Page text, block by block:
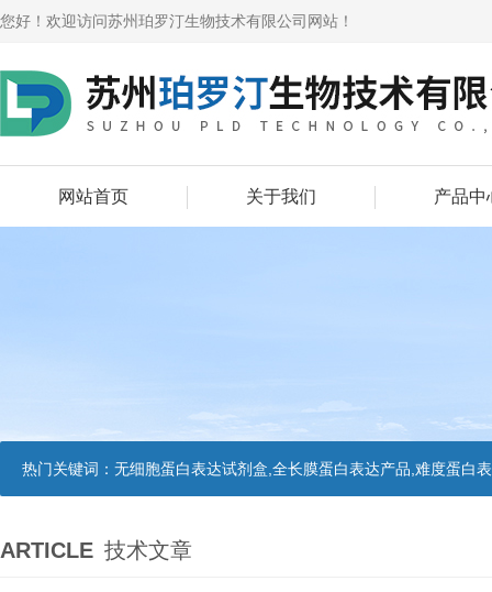
您好！欢迎访问苏州珀罗汀生物技术有限公司网站！
网站首页 关于我们 产品中
热门关键词： 无细胞蛋白表达试剂盒,全长膜蛋白表达产品,难度蛋白
ARTICLE 技术文章